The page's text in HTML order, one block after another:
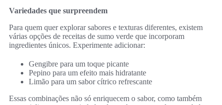
Variedades que surpreendem
Para quem quer explorar sabores e texturas diferentes, existem
várias opções de receitas de sumo verde que incorporam
ingredientes únicos. Experimente adicionar:
Gengibre para um toque picante
Pepino para um efeito mais hidratante
Limão para um sabor cítrico refrescante
Essas combinações não só enriquecem o sabor, como também